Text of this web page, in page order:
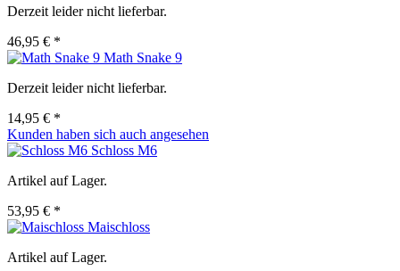
Derzeit leider nicht lieferbar.
46,95 € *
Math Snake 9
Derzeit leider nicht lieferbar.
14,95 € *
Kunden haben sich auch angesehen
Schloss M6
Artikel auf Lager.
53,95 € *
Maischloss
Artikel auf Lager.